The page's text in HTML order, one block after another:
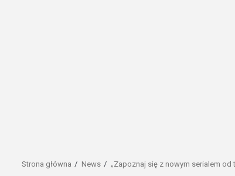
Strona główna News „Zapoznaj się z nowym serialem